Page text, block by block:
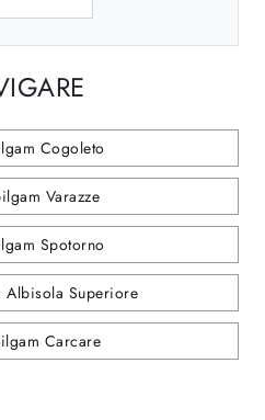
Cogoleto
Varazze
Spotorno
Albisola Superiore
Carcare